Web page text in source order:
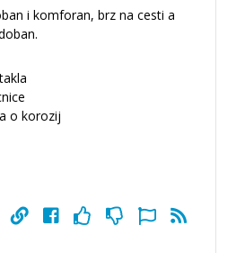
i komforan, brz na cesti a
o korozij